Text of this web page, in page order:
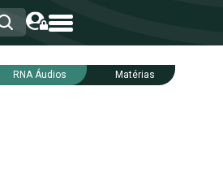
RNA Áudios Matérias